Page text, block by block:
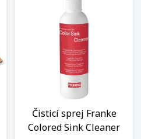
Čisticí sprej Franke
Colored Sink Cleaner